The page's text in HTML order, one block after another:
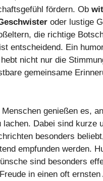
fördern. Ob
oder lustige
die richtige
entscheidend. Ein
nicht nur die
gemeinsame
genießen es,
lachen. Dabei sind kurze
besonders
empfunden werden.
sind besonders
in einen oft ernsten